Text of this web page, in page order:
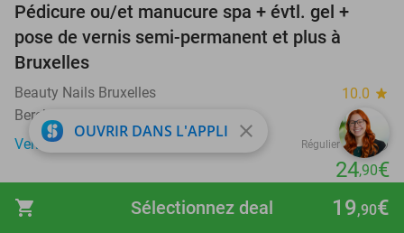
shopping_cart 19,90€
Sélectionnez deal
55%
Pédicure ou/et manucure spa + évtl. gel +
pose de vernis semi-permanent et plus à
Bruxelles
Beauty Nails Bruxelles 10.0 star
Berchem-Sainte-Agathe
Vendu : 75
Régulier 55€
24,90€
favorite_border
OUVRIR DANS L'APPLI close